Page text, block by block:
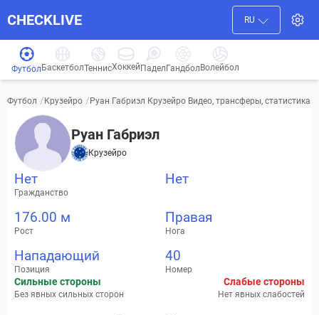
CHECKLIVE RU
Футбол БаскетболТеннисХоккей ПаделГандбол Волейбол
Футбол / Крузейро /Руан Габриэл Крузейро Видео, трансферы, статистика
Руан Габриэл
Крузейро
Нет
Гражданство
Нет
176.00 м
Рост
Правая
Нога
Нападающий
Позиция
40
Номер
Сильные стороны
Без явных сильных сторон
Слабые стороны
Нет явных слабостей